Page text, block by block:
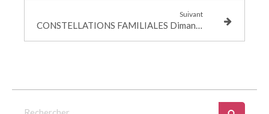
Suivant
CONSTELLATIONS FAMILIALES Dimanche 30 Juin 2024
Rechercher